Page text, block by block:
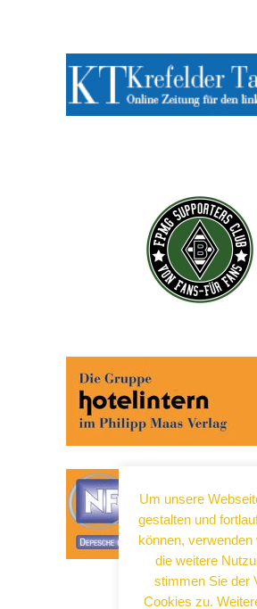
Um unsere
gestalten und
können,
die weitere
stimmen Sie der
Cookies zu.